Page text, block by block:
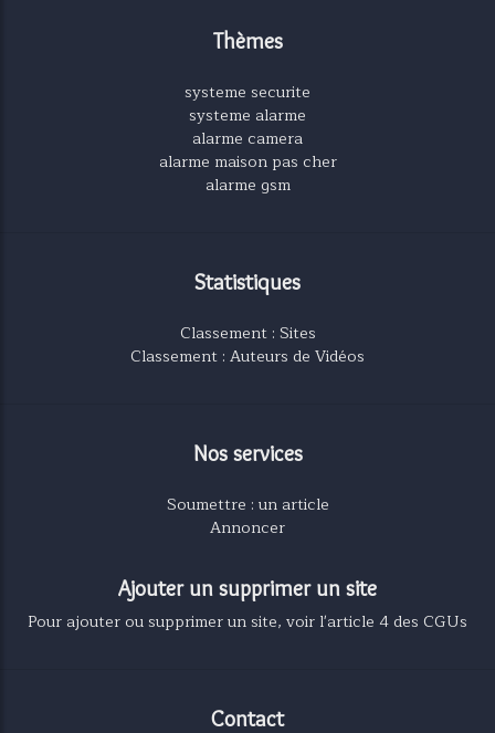
Thèmes
systeme securite
systeme alarme
alarme camera
alarme maison pas cher
alarme gsm
Statistiques
Classement : Sites
Classement : Auteurs de Vidéos
Nos services
Soumettre : un article
Annoncer
Ajouter un supprimer un site
Pour ajouter ou supprimer un site, voir l'article 4 des CGUs
Contact